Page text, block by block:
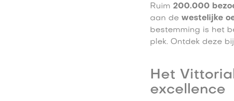
Ruim 200.000
aan de westelijke
bestemming is het
plek. Ontdek deze
Het
excellence